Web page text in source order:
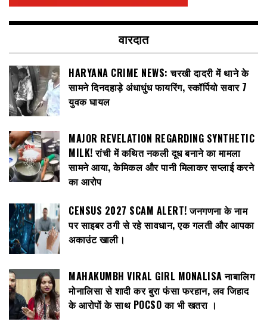
वारदात
HARYANA CRIME NEWS: चरखी दादरी में थाने के
सामने दिनदहाड़े अंधाधुंध फायरिंग, स्कॉर्पियो सवार 7
युवक घायल
MAJOR REVELATION REGARDING SYNTHETIC
MILK! रांची में कथित नकली दूध बनाने का मामला
सामने आया, केमिकल और पानी मिलाकर सप्लाई करने
का आरोप
CENSUS 2027 SCAM ALERT! जनगणना के नाम
पर साइबर ठगी से रहे सावधान, एक गलती और आपका
अकाउंट खाली।
MAHAKUMBH VIRAL GIRL MONALISA नाबालिग
मोनालिसा से शादी कर बुरा फंसा फरहान, लव जिहाद
के आरोपों के साथ POCSO का भी खतरा ।